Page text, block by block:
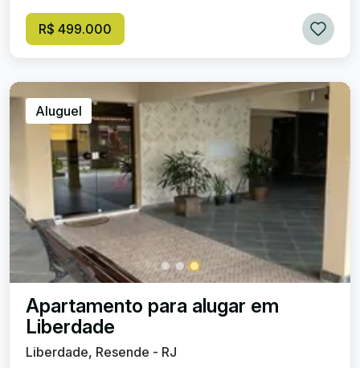
R$ 499.000
Aluguel
Apartamento para alugar em
Liberdade
Liberdade, Resende - RJ